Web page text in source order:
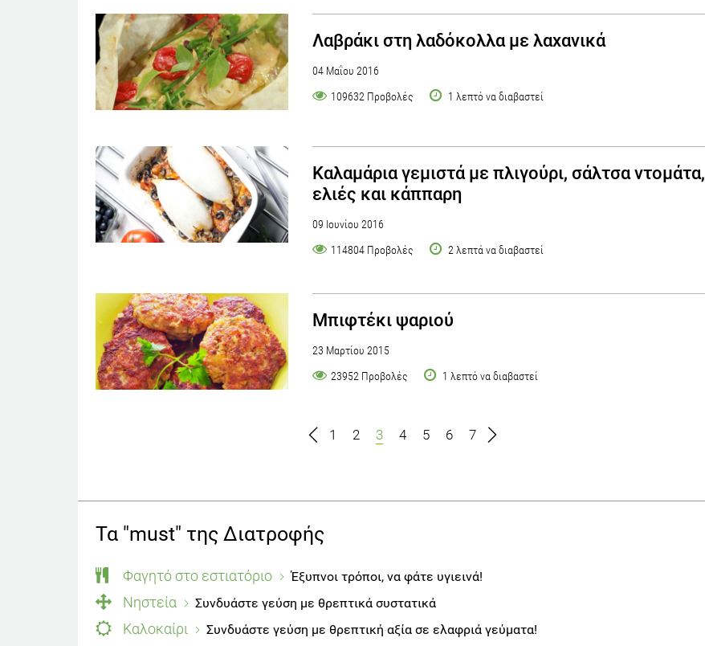
Λαβράκι στη λαδόκολλα με λαχανικά
04 Μαΐου 2016
109632 Προβολές
1 λεπτό να διαβαστεί
Καλαμάρια γεμιστά με πλιγούρι, σάλτσα ντομάτα,
ελιές και κάππαρη
09 Ιουνίου 2016
114804 Προβολές
2 λεπτά να διαβαστεί
Μπιφτέκι ψαριού
23 Μαρτίου 2015
23952 Προβολές
1 λεπτό να διαβαστεί
1 2 3 4 5 6 7
Τα "must" της Διατροφής
Φαγητό στο εστιατόριο Έξυπνοι τρόποι, να φάτε υγιεινά!
Νηστεία Συνδυάστε γεύση με θρεπτικά συστατικά
Καλοκαίρι Συνδυάστε γεύση με θρεπτική αξία σε ελαφριά γεύματα!